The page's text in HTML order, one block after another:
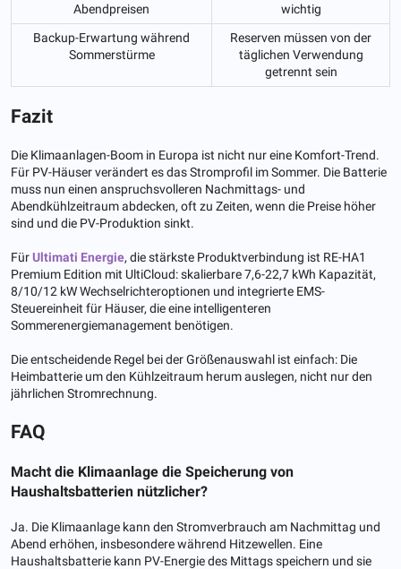
Abendpreisen
wichtig
Backup-Erwartung während
Sommerstürme
Reserven müssen von der
täglichen Verwendung
getrennt sein
Fazit
Die Klimaanlagen-Boom in Europa ist nicht nur eine Komfort-Trend.
Für PV-Häuser verändert es das Stromprofil im Sommer. Die Batterie
muss nun einen anspruchsvolleren Nachmittags- und
Abendkühlzeitraum abdecken, oft zu Zeiten, wenn die Preise höher
sind und die PV-Produktion sinkt.
FürUltimati Energie, die stärkste Produktverbindung ist RE-HA1
Premium Edition mit UltiCloud: skalierbare 7,6-22,7 kWh Kapazität,
8/10/12 kW Wechselrichteroptionen und integrierte EMS-
Steuereinheit für Häuser, die eine intelligenteren
Sommerenergiemanagement benötigen.
Die entscheidende Regel bei der Größenauswahl ist einfach: Die
Heimbatterie um den Kühlzeitraum herum auslegen, nicht nur den
jährlichen Stromrechnung.
FAQ
Macht die Klimaanlage die Speicherung von
Haushaltsbatterien nützlicher?
Ja. Die Klimaanlage kann den Stromverbrauch am Nachmittag und
Abend erhöhen, insbesondere während Hitzewellen. Eine
Haushaltsbatterie kann PV-Energie des Mittags speichern und sie